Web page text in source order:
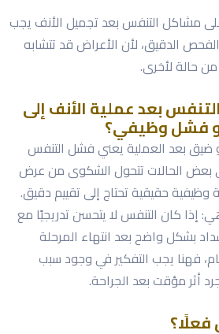
مشاكل التنفس بعد تجميل الأنف يجب
الدقيق، لأن الأعراض قد تتشابه
حالة لأخرى.
بعد عملية الأنف إلى
فشل وظيفي؟
ضيق بعد العملية يعني فشل التنفس
بعض الحالات تتحول الشكوى من عرض
حقيقية تحتاج إلى تقييم دقيق.
إذا كان التنفس لا يتحسن تدريجيًا مع
بشكل واضح بعد انتهاء المرحلة
فهنا يجب التفكير في وجود سبب
مؤقت بعد الجراحة.
فعلًا؟